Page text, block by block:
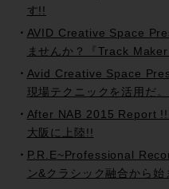
す!!
AVID Creative Space
ませんか？『Track
Avid Creative Space
現場テクニックを活用だ
After NAB 2015 Report !!
大阪に上陸!!
P.R.E~Professional
ン&クラシック融合から